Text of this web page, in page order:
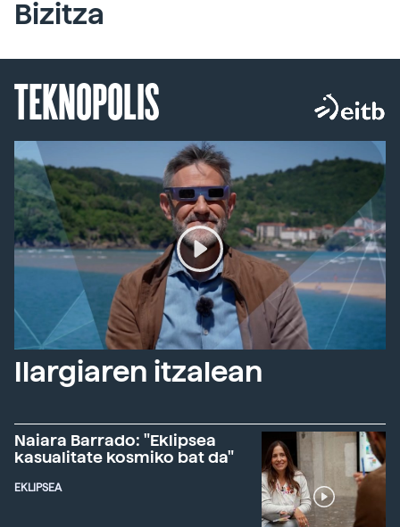
Bizitza
TEKNOPOLIS
Ilargiaren itzalean
Naiara Barrado: "Eklipsea
kasualitate kosmiko bat da"
EKLIPSEA